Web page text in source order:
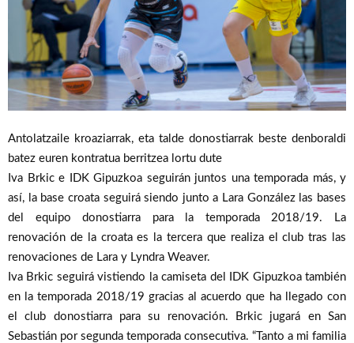
Antolatzaile kroaziarrak, eta talde donostiarrak beste denboraldi
batez euren kontratua berritzea lortu dute
Iva Brkic e IDK Gipuzkoa seguirán juntos una temporada más, y
así, la base croata seguirá siendo junto a Lara González las bases
del equipo donostiarra para la temporada 2018/19. La
renovación de la croata es la tercera que realiza el club tras las
renovaciones de Lara y Lyndra Weaver.
Iva Brkic seguirá vistiendo la camiseta del IDK Gipuzkoa también
en la temporada 2018/19 gracias al acuerdo que ha llegado con
el club donostiarra para su renovación. Brkic jugará en San
Sebastián por segunda temporada consecutiva. “Tanto a mi familia